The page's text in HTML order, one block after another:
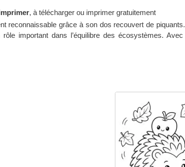
, à télécharger ou imprimer gratuitement
reconnaissable grâce à son dos recouvert de
important dans l’équilibre des écosystèmes.